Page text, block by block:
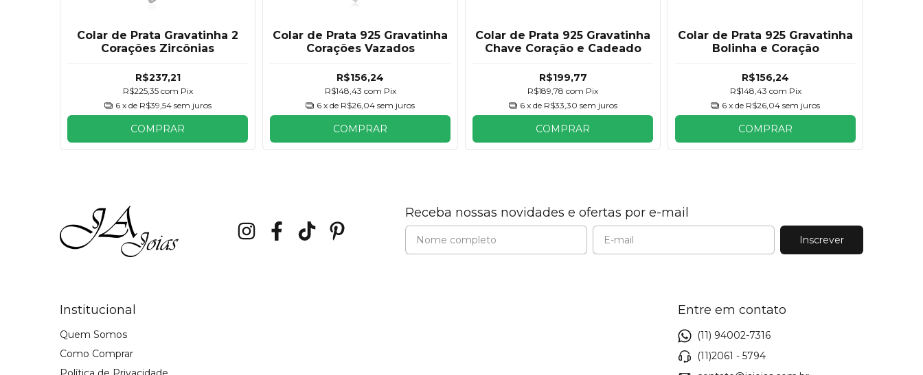
Colar de Prata Gravatinha 2
Corações Zircônias
R$237,21
R$225,35 com Pix
6 x de R$39,54 sem juros
COMPRAR
Colar de Prata 925 Gravatinha
Corações Vazados
R$156,24
R$148,43 com Pix
6 x de R$26,04 sem juros
COMPRAR
Colar de Prata 925 Gravatinha
Chave Coração e Cadeado
R$199,77
R$189,78 com Pix
6 x de R$33,30 sem juros
COMPRAR
Colar de Prata 925 Gravatinha
Bolinha e Coração
R$156,24
R$148,43 com Pix
6 x de R$26,04 sem juros
COMPRAR
Receba nossas novidades e ofertas por e-mail
Institucional
Quem Somos
Como Comprar
Entre em contato
(11) 94002-7316
(11)2061 - 5794